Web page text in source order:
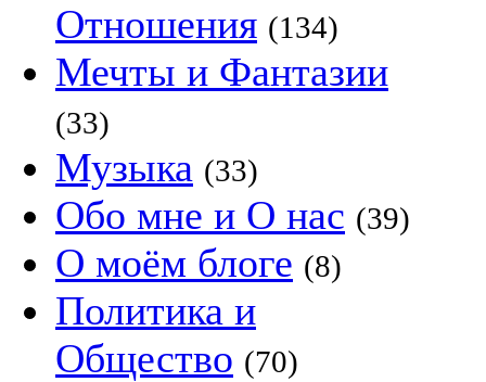
Отношения (134)
Мечты и Фантазии
(33)
Музыка (33)
Обо мне и О нас (39)
О моём блоге (8)
Политика и
Общество (70)